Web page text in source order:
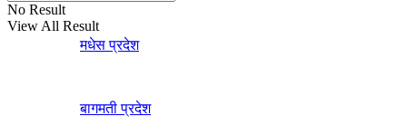
मधेस प्रदेश
बागमती प्रदेश
No Result
View All Result